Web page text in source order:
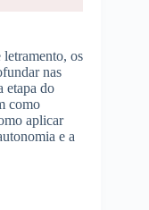
os
nas
etapa do
como
aplicar
e a